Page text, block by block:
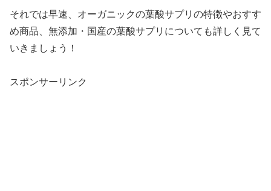
それでは早速、オーガニックの葉酸サプリの特徴やおすす
め商品、無添加・国産の葉酸サプリについても詳しく見て
いきましょう！
スポンサーリンク